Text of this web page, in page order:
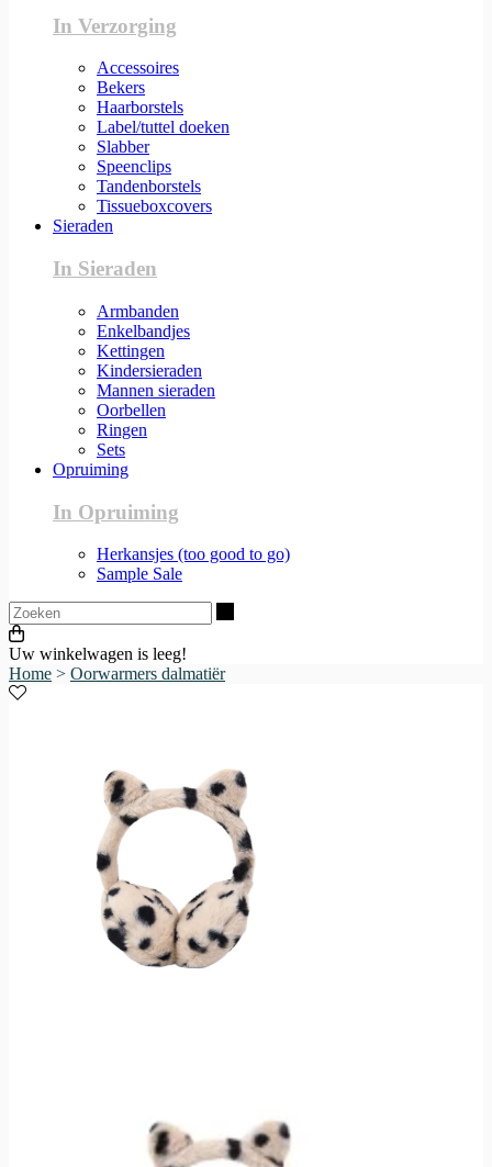
In Verzorging
Accessoires
Bekers
Haarborstels
Label/tuttel doeken
Slabber
Speenclips
Tandenborstels
Tissueboxcovers
Sieraden
In Sieraden
Armbanden
Enkelbandjes
Kettingen
Kindersieraden
Mannen sieraden
Oorbellen
Ringen
Sets
Opruiming
In Opruiming
Herkansjes (too good to go)
Sample Sale
Uw winkelwagen is leeg!
Home > Oorwarmers dalmatiër